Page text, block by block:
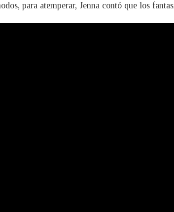
para atemperar, Jenna contó que los